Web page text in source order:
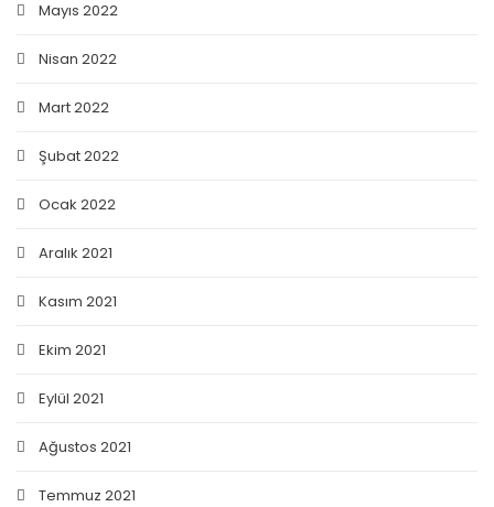
Mayıs 2022
Nisan 2022
Mart 2022
Şubat 2022
Ocak 2022
Aralık 2021
Kasım 2021
Ekim 2021
Eylül 2021
Ağustos 2021
Temmuz 2021